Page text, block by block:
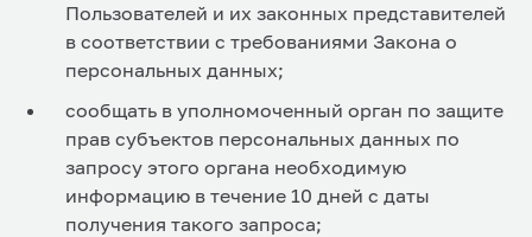
Пользователей и их законных представителей
в соответствии с требованиями Закона о
персональных данных;
сообщать в уполномоченный орган по защите
прав субъектов персональных данных по
запросу этого органа необходимую
информацию в течение 10 дней с даты
получения такого запроса;